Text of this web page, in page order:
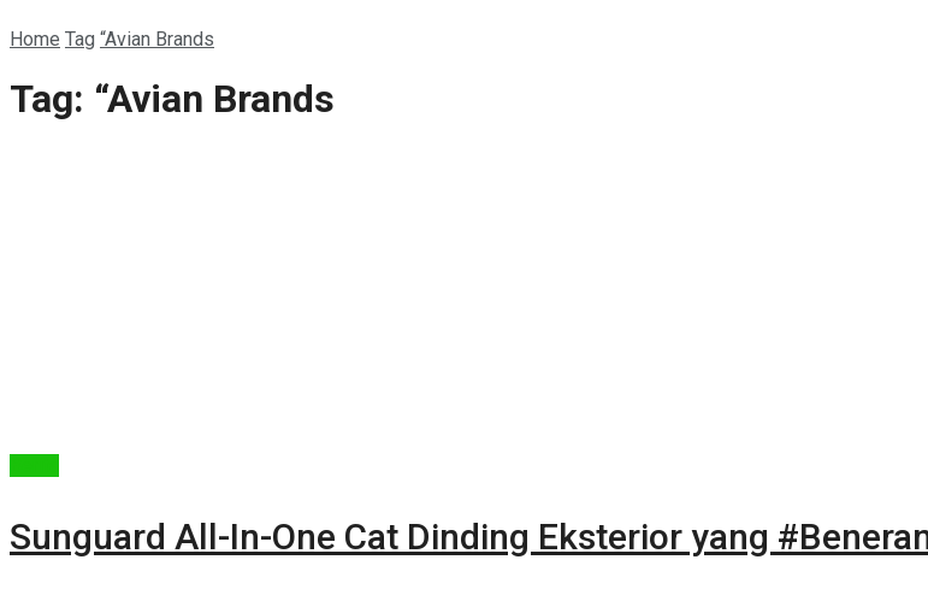
Home Tag “Avian Brands
Tag: “Avian Brands
Sunguard All-In-One Cat Dinding Eksterior yang